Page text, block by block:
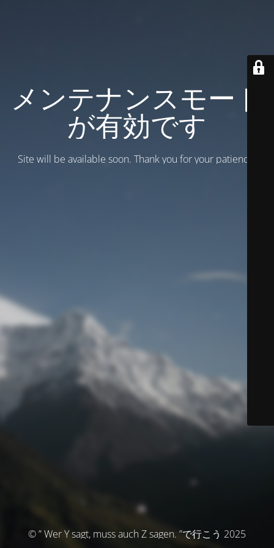
メンテナンスモード
が有効です
Site will be available soon. Thank you for your patience!
© ” Wer Y sagt, muss auch Z sagen. ”で行こう 2025